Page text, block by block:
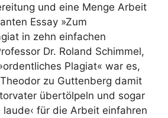
und eine Menge Arbeit
Essay »Zum
in zehn einfachen
Dr. Roland Schimmel,
Plagiat« war es,
zu Guttenberg damit
übertölpeln und sogar
laude‹ für die Arbeit einfahren